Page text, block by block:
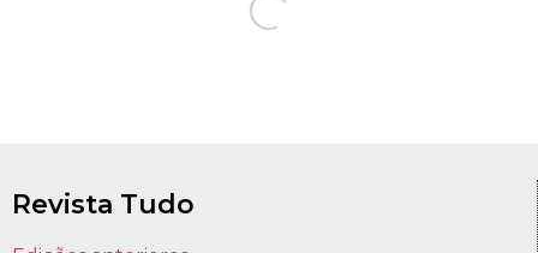
Revista Tudo